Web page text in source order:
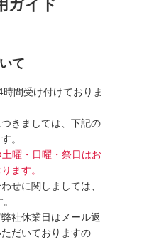
ガイド
て
間受け付けておりま
きましては、下記の
。
曜・日曜・祭日はお
ます。
せに関しましては、
社休業日はメール返
だいておりますの